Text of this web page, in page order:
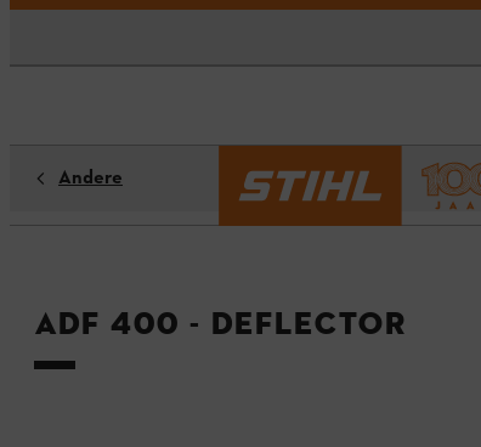
Andere
ADF 400 - Deflector